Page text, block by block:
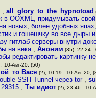
, all_glory_to_the_hypnotoad
в OOXML, придумывать
новых, более удобных
и гошешчку во все дыры
гитлаб серверы внутри
на века , Аноним (35), 22:24 ,
редактировать картинку
10-Авг-20, (50)
Вася (?), 10:19 , 10-Авг-20,
SSH Tunnel через tor ,
, Ты идиот (?), 23:46 , 10-